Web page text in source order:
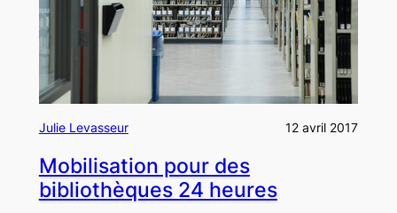
Julie Levasseur 12 avril 2017
Mobilisation pour des
bibliothèques 24 heures